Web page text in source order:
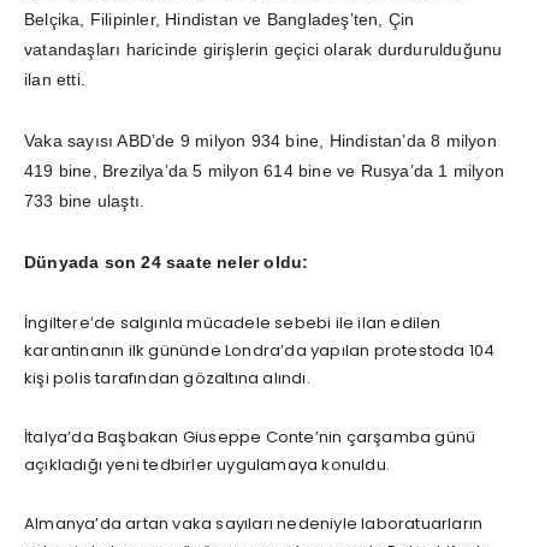
Belçika, Filipinler, Hindistan ve Bangladeş’ten, Çin
vatandaşları haricinde girişlerin geçici olarak durdurulduğunu
ilan etti.
Vaka sayısı ABD’de 9 milyon 934 bine, Hindistan’da 8 milyon
419 bine, Brezilya’da 5 milyon 614 bine ve Rusya’da 1 milyon
733 bine ulaştı.
Dünyada son 24 saate neler oldu:
İngiltere’de salgınla mücadele sebebi ile ilan edilen
karantinanın ilk gününde Londra’da yapılan protestoda 104
kişi polis tarafından gözaltına alındı.
İtalya’da Başbakan Giuseppe Conte’nin çarşamba günü
açıkladığı yeni tedbirler uygulamaya konuldu.
Almanya’da artan vaka sayıları nedeniyle laboratuarların